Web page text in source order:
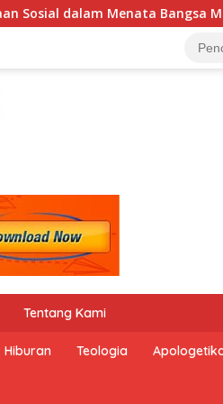
Emas 2045”,
Tentang Kami
Hiburan Teologia